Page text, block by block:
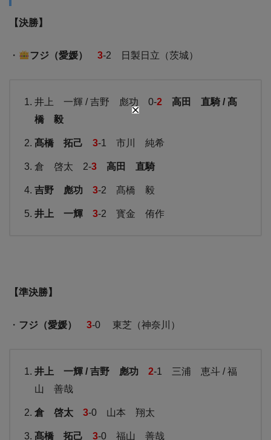
【決勝】
・ フジ（愛媛） 3-2 日製日立（茨城）
井上 一輝 / 吉野 彪功 0-2
高田 直騎 / 髙
橋 毅
髙橋 拓己 3-1 市川 純希
倉 啓太 2-3 高田 直騎
吉野 彪功 3-2 髙橋 毅
井上 一輝 3-2 寳金 侑作
【準決勝】
・ フジ（愛媛） 3-0 東芝（神奈川）
井上 一輝 / 吉野 彪功 2-1 三浦 恵斗 / 福
山 善哉
倉 啓太 3-0 山本 翔太
髙橋 拓己 3-0 福山 善哉